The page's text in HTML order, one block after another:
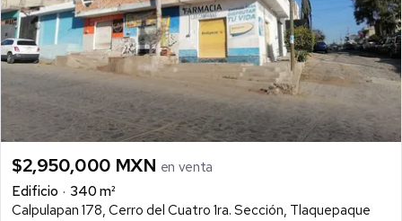
$2,950,000 MXN en venta
Edificio
340 m²
Calpulapan 178, Cerro del Cuatro 1ra. Sección, Tlaquepaque